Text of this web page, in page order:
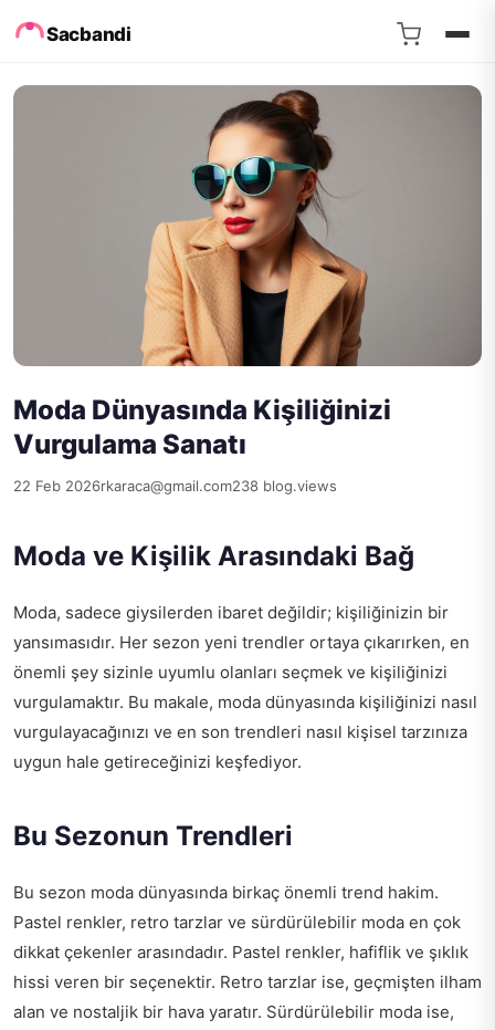
Sacbandi
Moda Dünyasında Kişiliğinizi
Vurgulama Sanatı
22 Feb 2026rkaraca@gmail.com238 blog.views
Moda ve Kişilik Arasındaki Bağ
Moda, sadece giysilerden ibaret değildir; kişiliğinizin bir
yansımasıdır. Her sezon yeni trendler ortaya çıkarırken, en
önemli şey sizinle uyumlu olanları seçmek ve kişiliğinizi
vurgulamaktır. Bu makale, moda dünyasında kişiliğinizi nasıl
vurgulayacağınızı ve en son trendleri nasıl kişisel tarzınıza
uygun hale getireceğinizi keşfediyor.
Bu Sezonun Trendleri
Bu sezon moda dünyasında birkaç önemli trend hakim.
Pastel renkler, retro tarzlar ve sürdürülebilir moda en çok
dikkat çekenler arasındadır. Pastel renkler, hafiflik ve şıklık
hissi veren bir seçenektir. Retro tarzlar ise, geçmişten ilham
alan ve nostaljik bir hava yaratır. Sürdürülebilir moda ise,